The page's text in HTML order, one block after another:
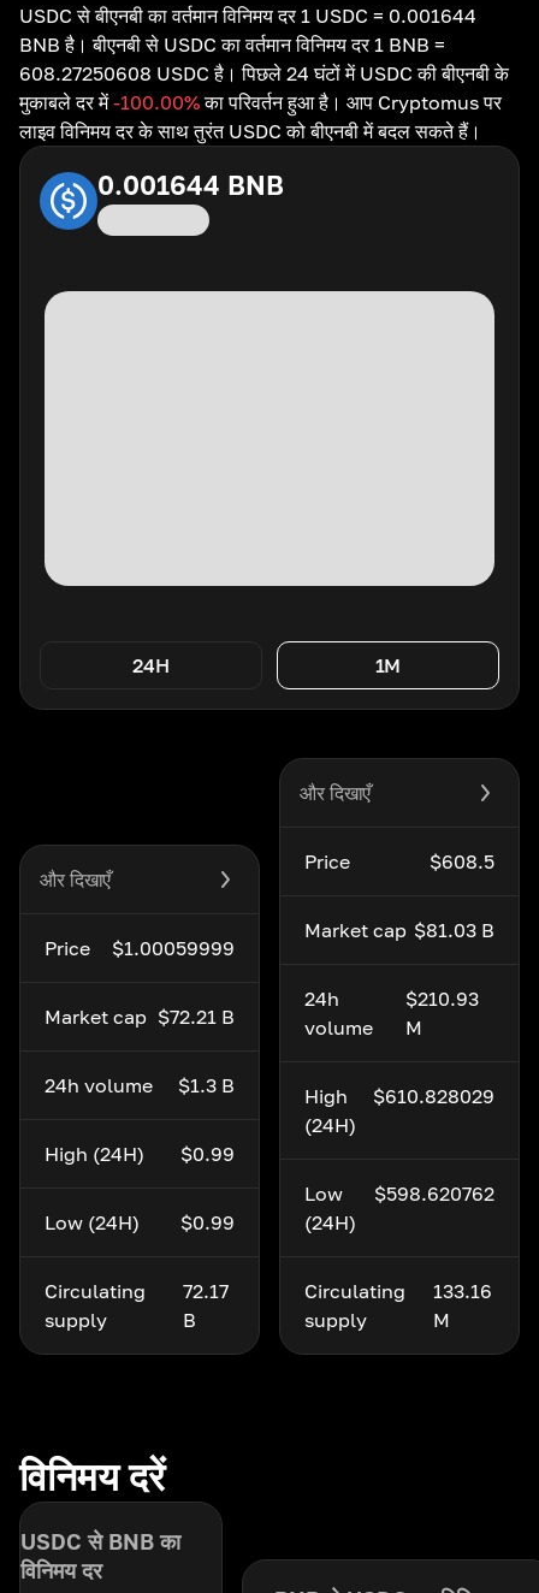
USDC से बीएनबी का वर्तमान विनिमय दर 1 USDC = 0.001644
BNB है। बीएनबी से USDC का वर्तमान विनिमय दर 1 BNB =
608.27250608 USDC है। पिछले 24 घंटों में USDC की बीएनबी के
मुकाबले दर में-100.00%का परिवर्तन हुआ है। आप Cryptomus पर
लाइव विनिमय दर के साथ तुरंत USDC को बीएनबी में बदल सकते हैं।
0.001644 BNB
24H 1M
और दिखाएँ
Price $1.00059999
Market cap $72.21 B
24h volume $1.3 B
High (24H) $0.99
Low (24H) $0.99
Circulating
supply
72.17
B
और दिखाएँ
Price $608.5
Market cap $81.03 B
24h
volume
$210.93
M
High
(24H)
$610.828029
Low
(24H)
$598.620762
Circulating
supply
133.16
M
विनिमय दरें
USDC से BNB का
विनिमय दर